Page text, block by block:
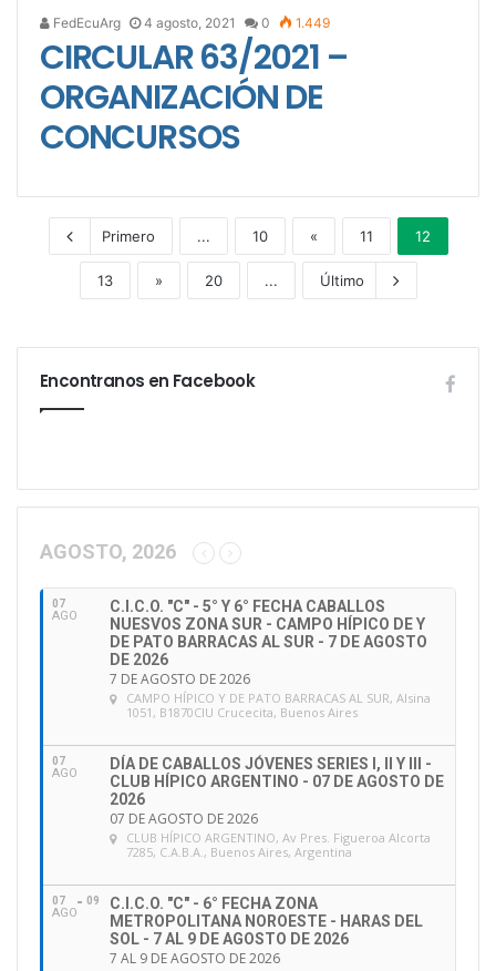
FedEcuArg 4 agosto, 2021 0 1.449
CIRCULAR 63/2021 –
ORGANIZACIÓN DE
CONCURSOS
Primero ... 10 « 11 12
13 » 20 ... Último
Encontranos en Facebook
AGOSTO, 2026
07
AGO
C.I.C.O. "C" - 5° Y 6° FECHA CABALLOS
NUESVOS ZONA SUR - CAMPO HÍPICO DE Y
DE PATO BARRACAS AL SUR - 7 DE AGOSTO
DE 2026
7 DE AGOSTO DE 2026
CAMPO HÍPICO Y DE PATO BARRACAS AL SUR, Alsina
1051, B1870CIU Crucecita, Buenos Aires
07
AGO
DÍA DE CABALLOS JÓVENES SERIES I, II Y III -
CLUB HÍPICO ARGENTINO - 07 DE AGOSTO DE
2026
07 DE AGOSTO DE 2026
CLUB HÍPICO ARGENTINO, Av Pres. Figueroa Alcorta
7285, C.A.B.A., Buenos Aires, Argentina
07
AGO
09
C.I.C.O. "C" - 6° FECHA ZONA
METROPOLITANA NOROESTE - HARAS DEL
SOL - 7 AL 9 DE AGOSTO DE 2026
7 AL 9 DE AGOSTO DE 2026